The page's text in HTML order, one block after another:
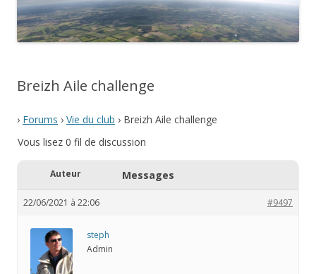
Breizh Aile challenge
› Forums › Vie du club › Breizh Aile challenge
Vous lisez 0 fil de discussion
Auteur Messages
22/06/2021 à 22:06 #9497
steph
Admin